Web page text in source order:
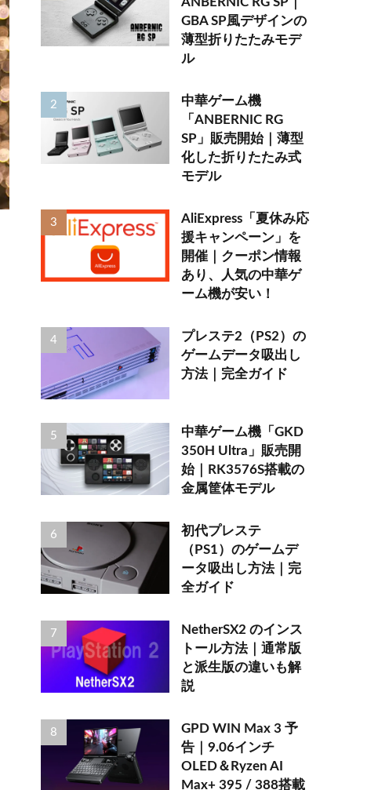
ANBERNIC RG SP｜
GBA SP風デザインの
薄型折りたたみモデ
ル
中華ゲーム機
「ANBERNIC RG
SP」販売開始｜薄型
化した折りたたみ式
モデル
AliExpress「夏休み応
援キャンペーン」を
開催｜クーポン情報
あり、人気の中華ゲ
ーム機が安い！
プレステ2（PS2）の
ゲームデータ吸出し
方法｜完全ガイド
中華ゲーム機「GKD
350H Ultra」販売開
始｜RK3576S搭載の
金属筐体モデル
初代プレステ
（PS1）のゲームデ
ータ吸出し方法｜完
全ガイド
NetherSX2 のインス
トール方法｜通常版
と派生版の違いも解
説
GPD WIN Max 3 予
告｜9.06インチ
OLED＆Ryzen AI
Max+ 395 / 388搭載